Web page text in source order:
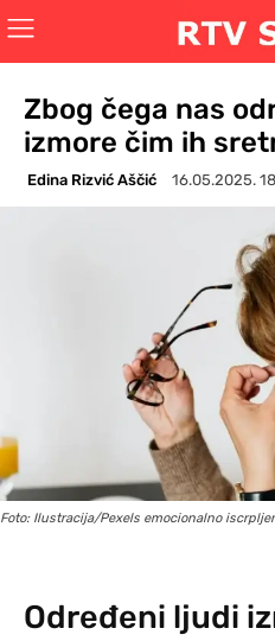
Zbog čega nas
izmore čim ih
Edina Rizvić Aščić 16.05.2025.
Foto: Ilustracija/Pexels emocionalno
Određeni ljudi